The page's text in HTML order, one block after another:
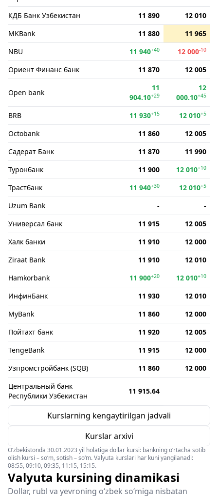
КДБ Банк Узбекистан
11 890
12 010
MKBank
11 880
11 965
NBU
11 940+40 12 000-10
Ориент Финанс банк 11 870 12 005
Open bank
11
904.10+29
12
000.10+45
BRB 11 930+15 12 010+5
Octobank 11 860
12 005
Садерат Банк
11 870
11 990
Туронбанк
11 900 12 010+10
Трастбанк 11 940+30 12 010+5
Uzum Bank -
-
Универсал банк
11 915
12 005
Халк банки
11 910
12 000
Ziraat Bank
11 910
12 010
Hamkorbank
11 900+20 12 010+10
ИнфинБанк 11 930
12 010
MyBank
11 860
12 000
Пойтахт банк
11 920
12 005
TengeBank
11 915
12 000
Узпромстройбанк (SQB)
11 860
12 000
Центральный банк
Республики Узбекистан
11 915.64
Kurslarning kengaytirilgan jadvali
Kurslar arxivi
O‘zbekistonda 30.01.2023 yil holatiga dollar kursi: bankning o‘rtacha sotib
olish kursi – so‘m, sotish – so‘m. Valyuta kurslari har kuni yangilanadi:
08:55, 09:10, 09:35, 11:15, 15:15.
Valyuta kursining dinamikasi
Dollar, rubl va yevroning o‘zbek so‘miga nisbatan